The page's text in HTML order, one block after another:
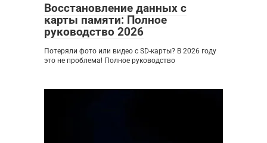
Восстановление данных с
карты памяти: Полное
руководство 2026
Потеряли фото или видео с SD-карты? В 2026 году
это не проблема! Полное руководство